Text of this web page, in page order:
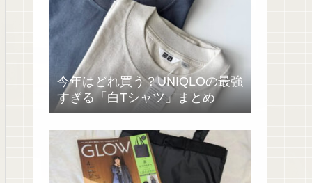
今年はどれ買う？UNIQLOの最強
すぎる「白Tシャツ」まとめ